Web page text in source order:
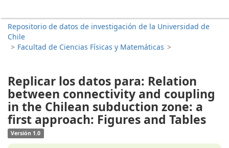
Repositorio de datos de investigación de la Universidad de
Chile
> Facultad de Ciencias Físicas y Matemáticas >
Replicar los datos para: Relation
between connectivity and coupling
in the Chilean subduction zone: a
first approach: Figures and Tables
Versión 1.0